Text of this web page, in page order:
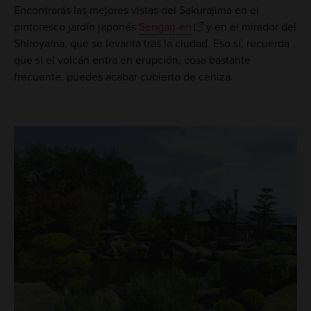
Encontrarás las mejores vistas del Sakurajima en el
pintoresco jardín japonés Sengan-en
y en el mirador del
Shiroyama, que se levanta tras la ciudad. Eso sí, recuerda
que si el volcán entra en erupción, cosa bastante
frecuente, puedes acabar cubierto de ceniza.